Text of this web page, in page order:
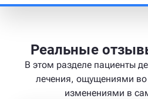
Реальные
В этом разделе пациенты
лечения, ощущениями
изменениями в